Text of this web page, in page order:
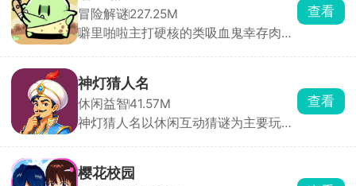
冒险解谜227.25M
噼里啪啦主打硬核的类吸血鬼幸存肉鸽
物，唯有战斗到底！游戏摒弃传统远程
风筝战术，强制近战交锋，即便拾取法
术技能，也需贴身释放，挑战你的操作
极限。海量装备随机掉落，每一次拾取
查看
神灯猜人名
休闲益智41.57M
神灯猜人名以休闲互动猜谜为主要玩
世界中的人物都可以，然后神灯就会开
查看
樱花校园